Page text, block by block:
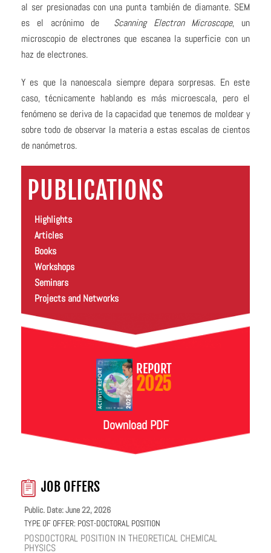
al ser presionadas con una punta también de diamante. SEM
es el acrónimo de Scanning Electron Microscope, un
microscopio de electrones que escanea la superficie con un
haz de electrones.
Y es que la nanoescala siempre depara sorpresas. En este
caso, técnicamente hablando es más microescala, pero el
fenómeno se deriva de la capacidad que tenemos de moldear y
sobre todo de observar la materia a estas escalas de cientos
de nanómetros.
PUBLICATIONS
Highlights
Articles
Books
Workshops
Seminars
Projects and Networks
REPORT
2025
Download PDF
JOB OFFERS
Public. Date: June 22, 2026
TYPE OF OFFER: POST-DOCTORAL POSITION
POSDOCTORAL POSITION IN THEORETICAL CHEMICAL
PHYSICS